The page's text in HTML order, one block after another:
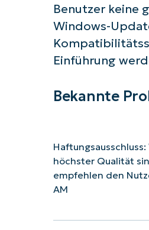
Benutzer keine
Windows-
Einführung
Bekannte
höchster Qualität
empfehlen den
AM